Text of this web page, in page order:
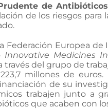
de Antibióticos
de los riesgos
Federación Europea
Innovative Medicines
del grupo de
millones de
de su
trabajen junto a
que acaben con